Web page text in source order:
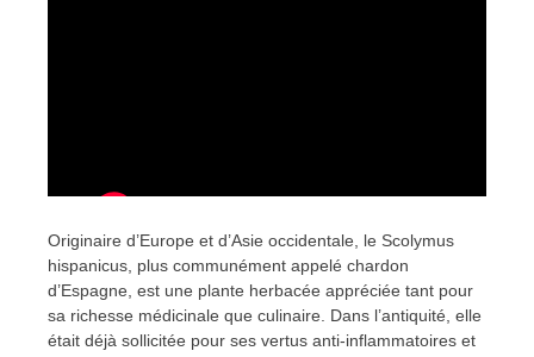
Originaire d’Europe et d’Asie occidentale, le Scolymus
hispanicus, plus communément appelé chardon
d’Espagne, est une plante herbacée appréciée tant pour
sa richesse médicinale que culinaire. Dans l’antiquité, elle
était déjà sollicitée pour ses vertus anti-inflammatoires et